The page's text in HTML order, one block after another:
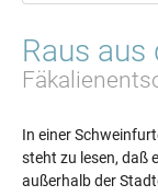
Raus aus
In einer
steht zu lesen, daß
außerhalb der